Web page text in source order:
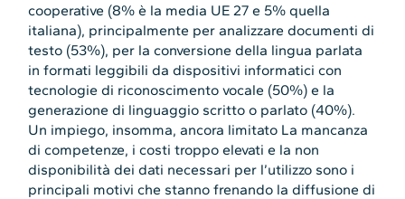
cooperative (8% è la media UE 27 e 5% quella
italiana), principalmente per analizzare documenti di
testo (53%), per la conversione della lingua parlata
in formati leggibili da dispositivi informatici con
tecnologie di riconoscimento vocale (50%) e la
generazione di linguaggio scritto o parlato (40%).
Un impiego, insomma, ancora limitato La mancanza
di competenze, i costi troppo elevati e la non
disponibilità dei dati necessari per l’utilizzo sono i
principali motivi che stanno frenando la diffusione di